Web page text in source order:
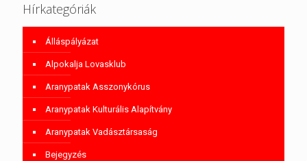
Hírkategóriák
Álláspályázat
Alpokalja Lovasklub
Aranypatak Asszonykórus
Aranypatak Kulturális Alapítvány
Aranypatak Vadásztársaság
Bejegyzés